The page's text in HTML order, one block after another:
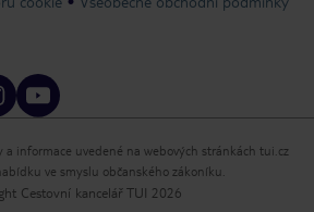
informace uvedené na webových stránkách tui.cz
ve smyslu občanského zákoníku.
Cestovní kancelář TUI 2026